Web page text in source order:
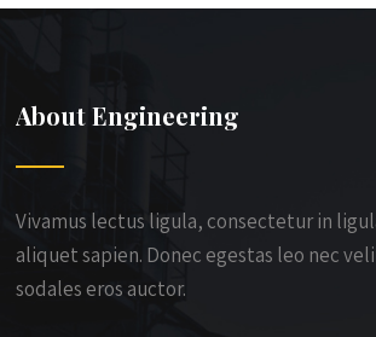
About Engineering
Vivamus lectus ligula, consectetur in
aliquet sapien. Donec egestas leo nec
sodales eros auctor.